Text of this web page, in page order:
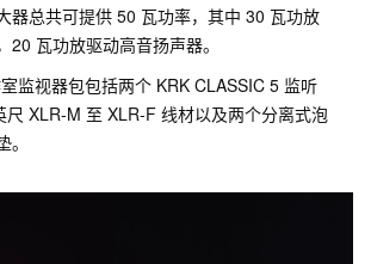
器总共可提供 50 瓦功率，其中 30 瓦功放
20 瓦功放驱动高音扬声器。
监视器包包括两个 KRK CLASSIC 5 监听
XLR-M 至 XLR-F 线材以及两个分离式泡